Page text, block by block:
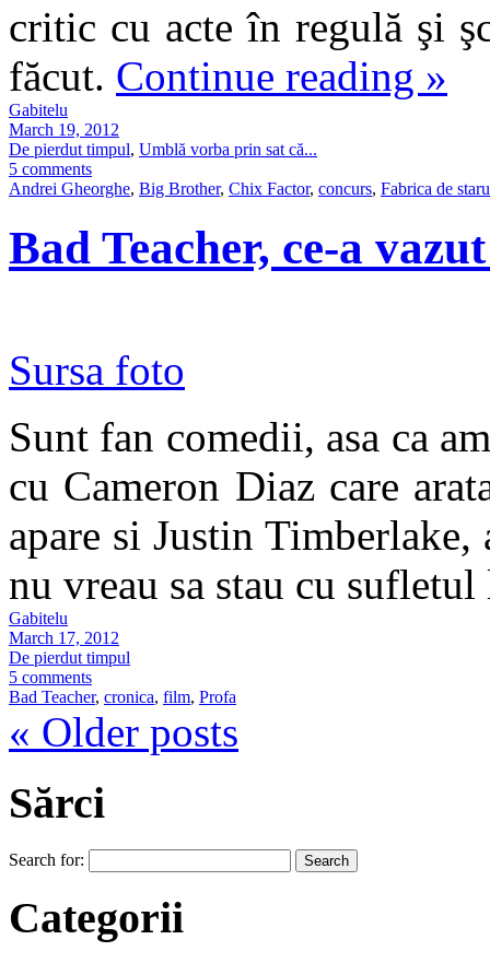
critic cu acte în regulă şi
făcut. Continue reading »
Gabitelu
March 19, 2012
De pierdut timpul, Umblă vorba prin sat că...
5 comments
Andrei Gheorghe, Big Brother, Chix Factor, concurs, Fabrica de
Bad Teacher, ce-a
Sursa foto
Sunt fan comedii, asa ca
cu Cameron Diaz care
apare si Justin Timberlake,
nu vreau sa stau cu
Gabitelu
March 17, 2012
De pierdut timpul
5 comments
Bad Teacher, cronica, film, Profa
« Older posts
Sărci
Search for:
Categorii